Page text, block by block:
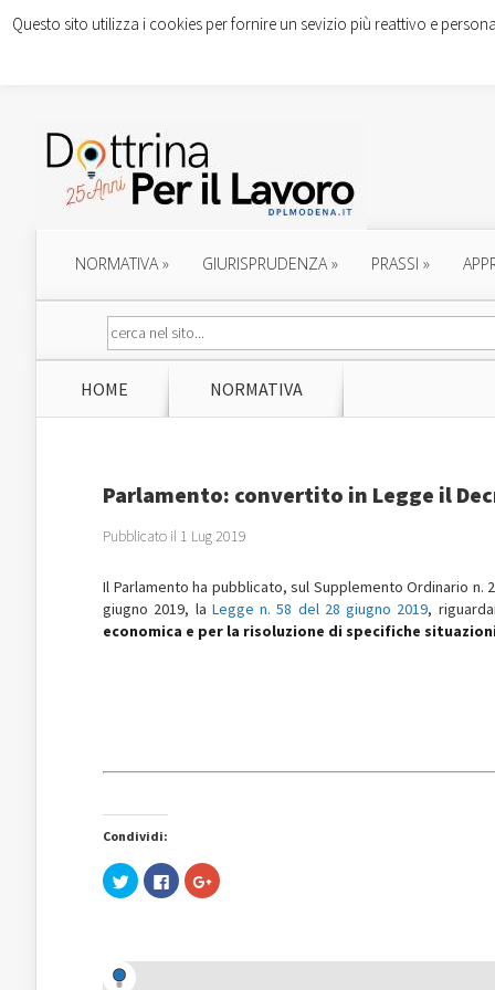
NORMATIVA» GIURISPRUDENZA» PRASSI »
HOME NORMATIVA
Parlamento: convertito in Legge il
Pubblicato il 1 Lug 2019
Il Parlamento ha pubblicato, sul Supplemento Ordinario n.
giugno 2019, la Legge n. 58 del 28 giugno 2019,
economica e per la risoluzione di specifiche
Condividi:
Fai
clic
(Si
apre
Fai
clic
Fai
clic
Questo sito utilizza i cookies per fornire un sevizio più reattivo e